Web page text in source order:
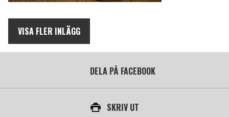
VISA FLER INLÄGG
DELA PÅ FACEBOOK
SKRIV UT